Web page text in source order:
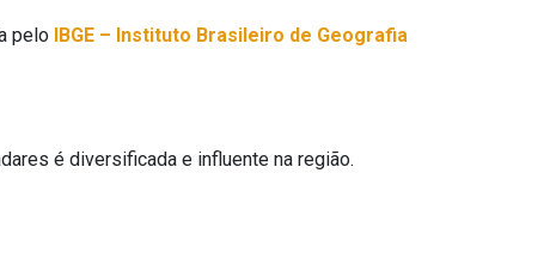
pelo IBGE – Instituto Brasileiro de Geografia
é diversificada e influente na região.